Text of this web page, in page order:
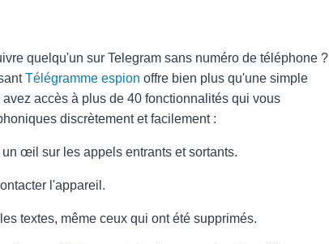
quelqu'un sur Telegram sans numéro de téléphone ?
Télégramme espion offre bien plus qu'une simple
accès à plus de 40 fonctionnalités qui vous
discrètement et facilement :
un œil sur les appels entrants et sortants.
l'appareil.
textes, même ceux qui ont été supprimés.